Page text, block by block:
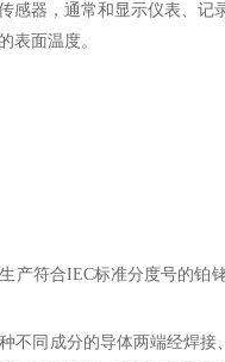
感器，通常和显示仪表、
表面温度。
产符合IEC标准分度号的铂
不同成分的导体两端经焊